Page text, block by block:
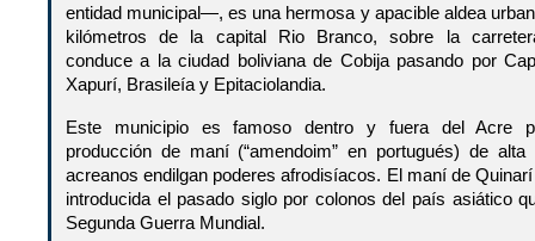
entidad municipal—, es una hermosa y apacible aldea
kilómetros de la capital Rio Branco, sobre la
conduce a la ciudad boliviana de Cobija pasando por
Xapurí, Brasileía y Epitaciolandia.
Este municipio es famoso dentro y fuera del Acre
producción de maní (“amendoim” en portugués) de
acreanos endilgan poderes afrodisíacos. El maní de
introducida el pasado siglo por colonos del país asiático
Segunda Guerra Mundial.